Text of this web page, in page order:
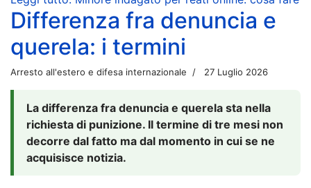
Differenza fra denuncia e
querela: i termini
Arresto all'estero e difesa internazionale 27 Luglio 2026
La differenza fra denuncia e querela sta nella
richiesta di punizione. Il termine di tre mesi non
decorre dal fatto ma dal momento in cui se ne
acquisisce notizia.